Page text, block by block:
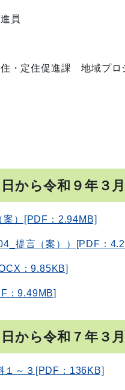
員
住促進課 地域プロジ
から令和９年３月
案）[PDF：2.94MB]
提言（案））[PDF：
：9.85KB]
：9.49MB]
から令和７年３月
～３[PDF：136KB]